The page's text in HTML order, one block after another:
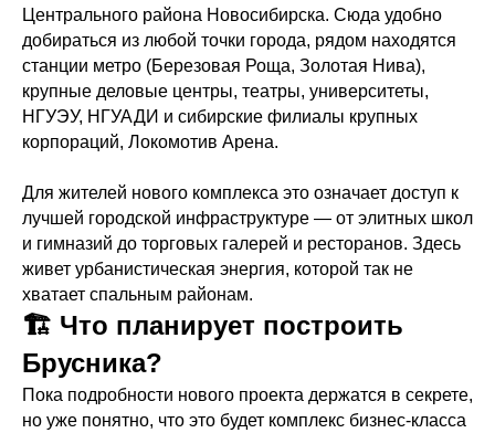
Центрального района Новосибирска. Сюда удобно
добираться из любой точки города, рядом находятся
станции метро (Березовая Роща, Золотая Нива),
крупные деловые центры, театры, университеты,
НГУЭУ, НГУАДИ и сибирские филиалы крупных
корпораций, Локомотив Арена.
Для жителей нового комплекса это означает доступ к
лучшей городской инфраструктуре — от элитных школ
и гимназий до торговых галерей и ресторанов. Здесь
живет урбанистическая энергия, которой так не
хватает спальным районам.
🏗️ Что планирует построить
Брусника?
Пока подробности нового проекта держатся в секрете,
но уже понятно, что это будет комплекс бизнес-класса